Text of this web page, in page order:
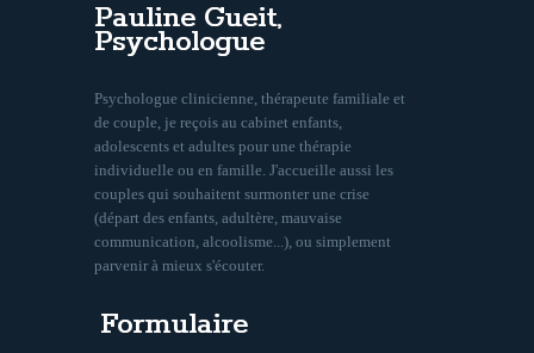
Pauline Gueit,
Psychologue
Psychologue clinicienne, thérapeute familiale et
de couple, je reçois au cabinet enfants,
adolescents et adultes pour une thérapie
individuelle ou en famille. J'accueille aussi les
couples qui souhaitent surmonter une crise
(départ des enfants, adultère, mauvaise
communication, alcoolisme...), ou simplement
parvenir à mieux s'écouter.
Formulaire